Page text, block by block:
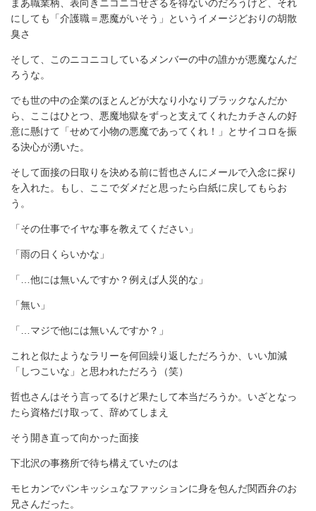
まあ職業柄、表向きニコニコせざるを得ないのだろうけど、それ
にしても「介護職＝悪魔がいそう」というイメージどおりの胡散
臭さ
そして、このニコニコしているメンバーの中の誰かが悪魔なんだ
ろうな。
でも世の中の企業のほとんどが大なり小なりブラックなんだか
ら、ここはひとつ、悪魔地獄をずっと支えてくれたカチさんの好
意に懸けて「せめて小物の悪魔であってくれ！」とサイコロを振
る決心が湧いた。
そして面接の日取りを決める前に哲也さんにメールで入念に探り
を入れた。もし、ここでダメだと思ったら白紙に戻してもらお
う。
「その仕事でイヤな事を教えてください」
「雨の日くらいかな」
「…他には無いんですか？例えば人災的な」
「無い」
「…マジで他には無いんですか？」
これと似たようなラリーを何回繰り返しただろうか、いい加減
「しつこいな」と思われただろう（笑）
哲也さんはそう言ってるけど果たして本当だろうか。いざとなっ
たら資格だけ取って、辞めてしまえ
そう開き直って向かった面接
下北沢の事務所で待ち構えていたのは
モヒカンでパンキッシュなファッションに身を包んだ関西弁のお
兄さんだった。